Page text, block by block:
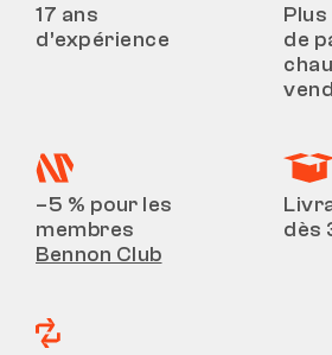
17 ans
d’expérience
Plus
de
–5 % pour les
membres
Bennon Club
dès